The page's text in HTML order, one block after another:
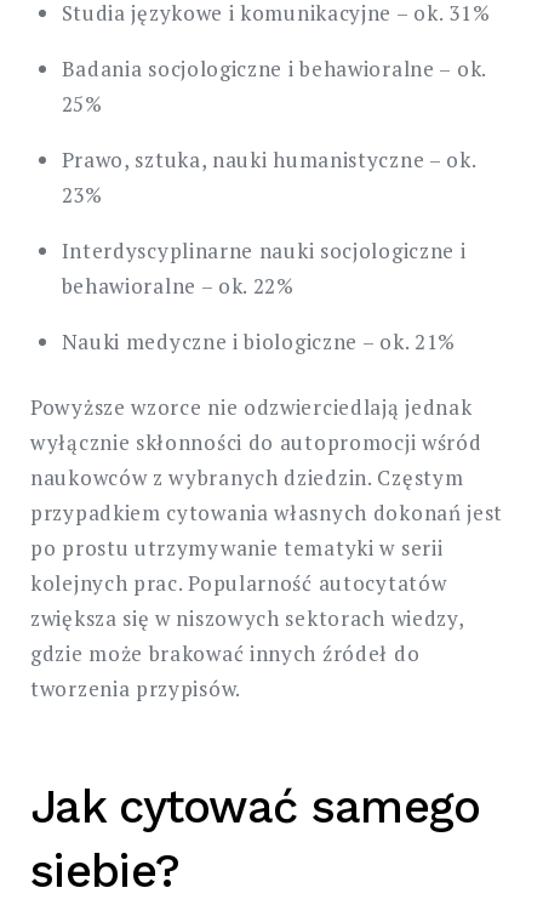
Studia językowe i komunikacyjne – ok. 31%
Badania socjologiczne i behawioralne – ok.
25%
Prawo, sztuka, nauki humanistyczne – ok.
23%
Interdyscyplinarne nauki socjologiczne i
behawioralne – ok. 22%
Nauki medyczne i biologiczne – ok. 21%
Powyższe wzorce nie odzwierciedlają jednak
wyłącznie skłonności do autopromocji wśród
naukowców z wybranych dziedzin. Częstym
przypadkiem cytowania własnych dokonań jest
po prostu utrzymywanie tematyki w serii
kolejnych prac. Popularność autocytatów
zwiększa się w niszowych sektorach wiedzy,
gdzie może brakować innych źródeł do
tworzenia przypisów.
Jak cytować samego
siebie?